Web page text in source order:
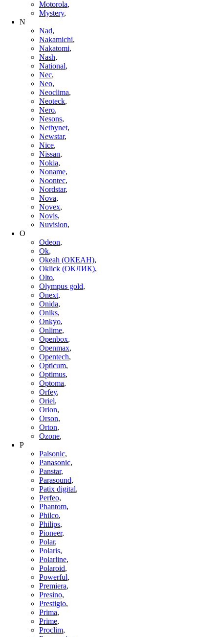
Motorola,
Mystery,
N
Nad,
Nakamichi,
Nakatomi,
Nash,
National,
Nec,
Neo,
Neoclima,
Neoteck,
Nero,
Nesons,
Netbynet,
Newstar,
Nice,
Nissan,
Nokia,
Noname,
Noontec,
Nordstar,
Nova,
Novex,
Novis,
Nuvision,
O
Odeon,
Ok,
Okeah (ОКЕАН),
Oklick (ОКЛИК),
Olto,
Olympus gold,
Onext,
Onida,
Oniks,
Onkyo,
Onlime,
Openbox,
Openmax,
Opentech,
Opticum,
Optimus,
Optoma,
Orfey,
Oriel,
Orion,
Orson,
Orton,
Ozone,
P
Palsonic,
Panasonic,
Panstar,
Parasound,
Patix digital,
Perfeo,
Phantom,
Philco,
Philips,
Pioneer,
Polar,
Polaris,
Polarline,
Polaroid,
Powerful,
Premiera,
Presino,
Prestigio,
Prima,
Prime,
Proclim,